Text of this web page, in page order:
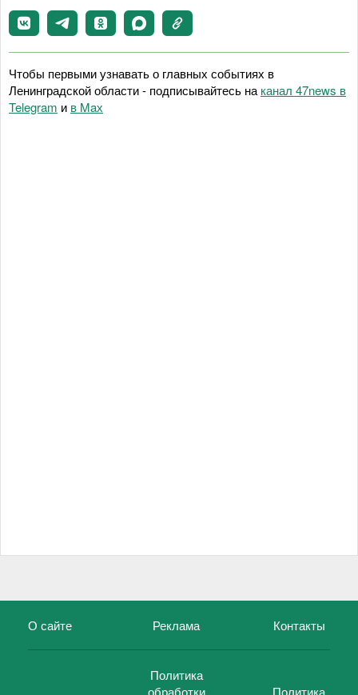
Чтобы первыми узнавать о главных событиях в
Ленинградской области - подписывайтесь на канал 47news в
Telegram и в Maх
О сайте Реклама Контакты
Политика
обработки
Политика